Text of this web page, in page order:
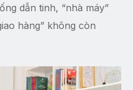
dẫn tinh, “nhà máy”
hàng” không còn